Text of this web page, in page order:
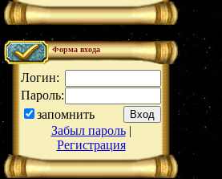
Форма входа
Логин:
Пароль:
запомнить
Забыл пароль|
Регистрация